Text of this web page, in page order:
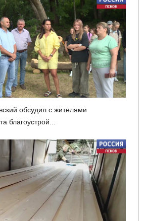
обсудил с жителями
благоустрой...